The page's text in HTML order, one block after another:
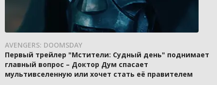
AVENGERS: DOOMSDAY
Первый трейлер "Мстители: Судный день" поднимает
главный вопрос – Доктор Дум спасает
мультивселенную или хочет стать её правителем